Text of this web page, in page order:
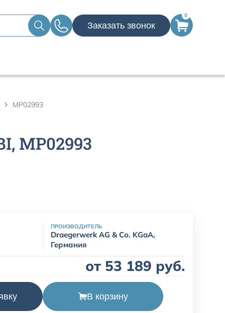
Заказать звонок
0
MP02993
MP02993
ПРОИЗВОДИТЕЛЬ
Draegerwerk AG & Со. KGaA,
Германия
от 53 189 руб.
В корзину
Masimo LNCS -DBI предназначен для
и частоты пульса на совместимом